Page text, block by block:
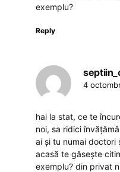
exemplu?
Reply
4
hai la stat, ce te
noi, sa ridici
ai și tu numai doctori
acasă te găsește
exemplu? din privat